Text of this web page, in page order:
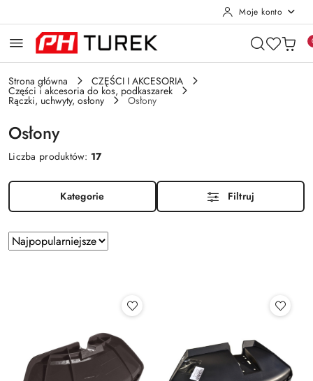
Moje konto
Strona główna CZĘŚCI I AKCESORIA
Części i akcesoria do kos, podkaszarek
Rączki, uchwyty, osłony Osłony
Osłony
Liczba produktów: 17
Kategorie Filtruj
Zastosowano
sortowanie:
Sortuj
według